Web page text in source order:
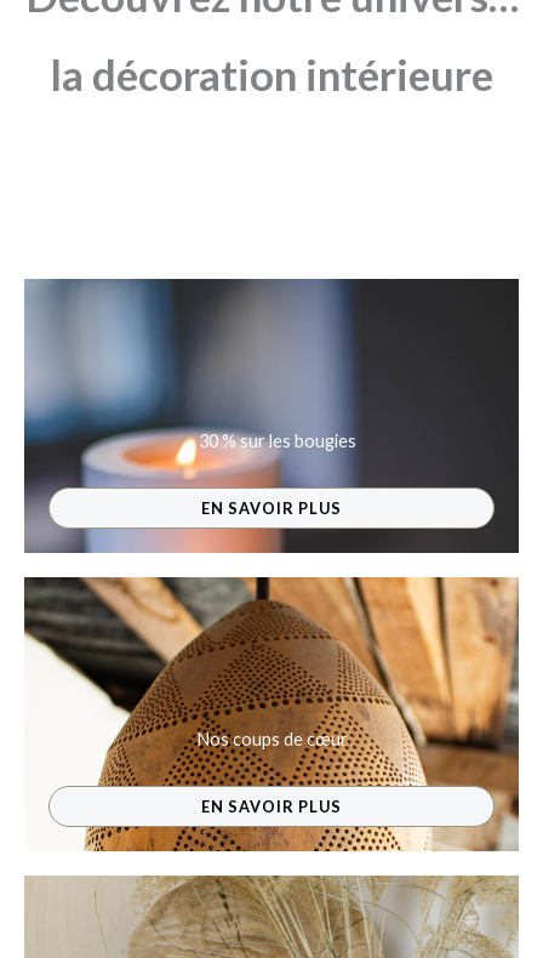
la décoration intérieure
- 30 % sur les bougies
EN SAVOIR PLUS
Nos coups de cœur
EN SAVOIR PLUS